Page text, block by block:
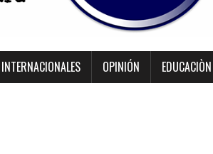
INTERNACIONALES OPINIÓN EDUCACIÒN